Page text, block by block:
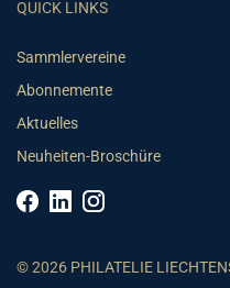
QUICK LINKS
Sammlervereine
Abonnemente
Aktuelles
Neuheiten-Broschüre
© 2026 PHILATELIE